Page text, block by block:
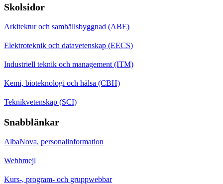
Skolsidor
Arkitektur och samhällsbyggnad (ABE)
Elektroteknik och datavetenskap (EECS)
Industriell teknik och management (ITM)
Kemi, bioteknologi och hälsa (CBH)
Teknikvetenskap (SCI)
Snabblänkar
AlbaNova, personalinformation
Webbmejl
Kurs-, program- och gruppwebbar